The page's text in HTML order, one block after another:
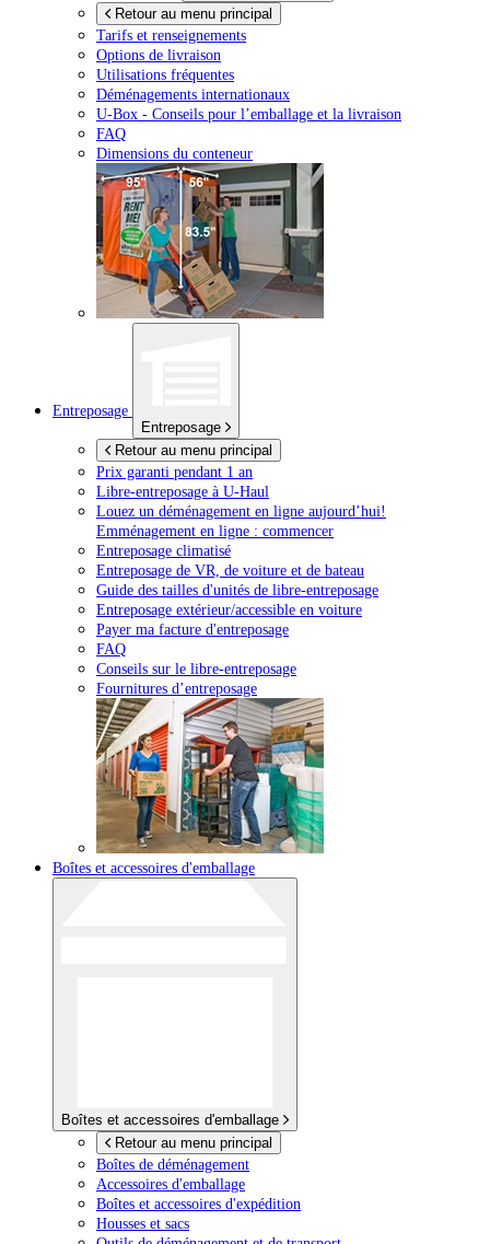
Retour au menu principal
Tarifs et renseignements
Options de livraison
Utilisations fréquentes
Déménagements internationaux
U-Box - Conseils pour l’emballage et la livraison
FAQ
Dimensions du conteneur
Entreposage
Entreposage
Retour au menu principal
Prix garanti pendant 1 an
Libre-entreposage à U-Haul
Louez un déménagement en ligne aujourd’hui!
Emménagement en ligne : commencer
Entreposage climatisé
Entreposage de VR, de voiture et de bateau
Guide des tailles d'unités de libre-entreposage
Entreposage extérieur/accessible en voiture
Payer ma facture d'entreposage
FAQ
Conseils sur le libre-entreposage
Fournitures d’entreposage
Boîtes et accessoires d'emballage
Boîtes et accessoires d'emballage
Retour au menu principal
Boîtes de déménagement
Accessoires d'emballage
Boîtes et accessoires d'expédition
Housses et sacs